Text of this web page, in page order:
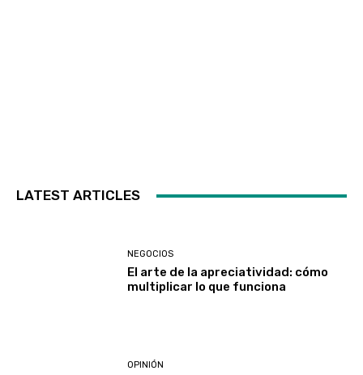
LATEST ARTICLES
NEGOCIOS
El arte de la apreciatividad: cómo
multiplicar lo que funciona
OPINIÓN